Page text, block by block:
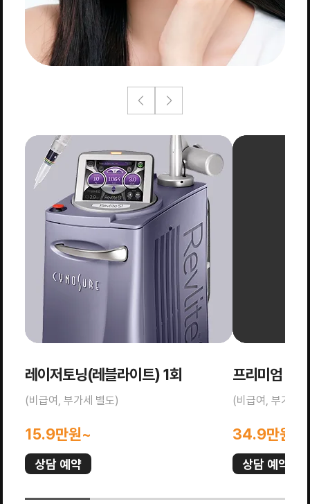
레이저토닝(레블라이트) 1회
(비급여, 부가세 별도)
15.9만원~
상담 예약
프리미엄 물
(비급여, 부가세
34.9만원~
상담 예약